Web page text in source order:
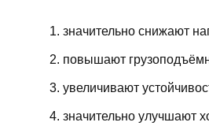
значительно снижают
повышают
увеличивают
значительно улучшают